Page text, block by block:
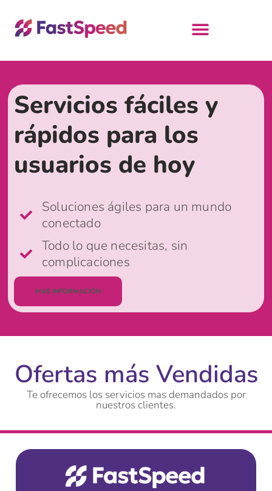
Servicios fáciles y
rápidos para los
usuarios de hoy
Soluciones ágiles para un mundo
conectado
Todo lo que necesitas, sin
complicaciones
MÁS INFORMACIÓN
Ofertas más Vendidas
Te ofrecemos los servicios mas demandados por
nuestros clientes.